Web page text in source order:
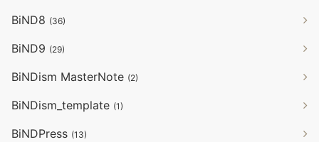
BiND8 (36)
BiND9 (29)
BiNDism MasterNote (2)
BiNDism_template (1)
BiNDPress (13)